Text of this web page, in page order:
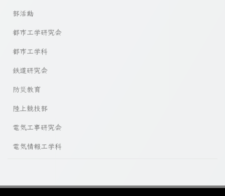
部活動
都市工学研究会
都市工学科
鉄道研究会
防災教育
陸上競技部
電気工事研究会
電気情報工学科